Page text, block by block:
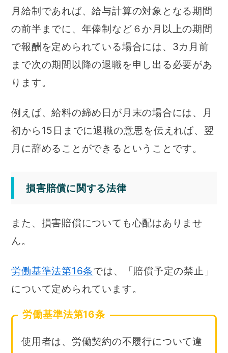
月給制であれば、給与計算の対象となる期間
の前半までに、年俸制など６か月以上の期間
で報酬を定められている場合には、3カ月前
まで次の期間以降の退職を申し出る必要があ
ります。
例えば、給料の締め日が月末の場合には、月
初から15日までに退職の意思を伝えれば、翌
月に辞めることができるということです。
損害賠償に関する法律
また、損害賠償についても心配はありませ
ん。
労働基準法第16条では、「賠償予定の禁止」
について定められています。
労働基準法第16条
使用者は、労働契約の不履行について違